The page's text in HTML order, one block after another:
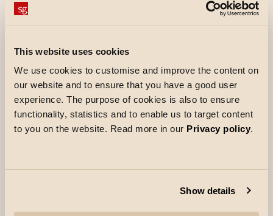
This website uses cookies
We use cookies to customise and improve the content on
our website and to ensure that you have a good user
experience. The purpose of cookies is also to ensure
functionality, statistics and to enable us to target content
to you on the website. Read more in our Privacy policy.
Show details
Fagernes
både utendørs og innendørs bruk. Lyskilden er
innfelt og gir et blendfritt,indirekte lys. Den er
enkel å installere med veggbrakett og
hurtigkoblinger. Fagernes kan dimmes med
faseavsnitt dimmer. Fagernes fås i to forskjellige
størrelser.